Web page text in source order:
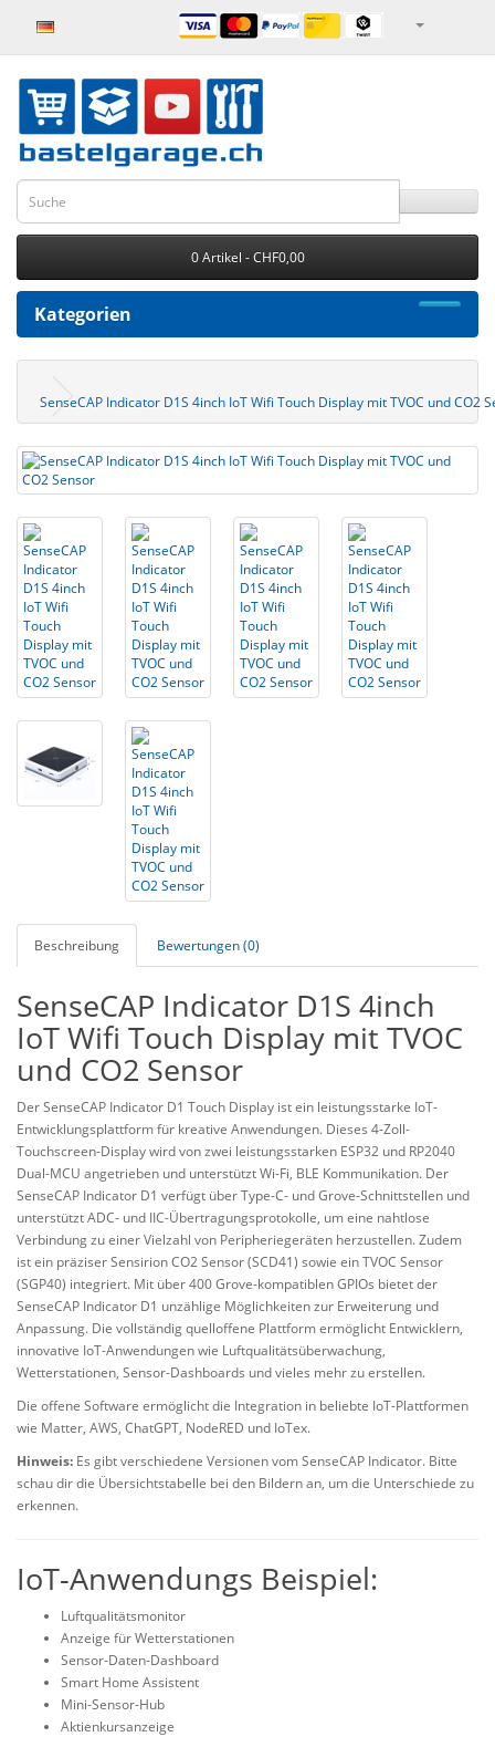
0 Artikel - CHF0,00
Kategorien
SenseCAP Indicator D1S 4inch IoT Wifi Touch Display mit TVOC und CO2
Beschreibung Bewertungen (0)
SenseCAP Indicator D1S 4inch
IoT Wifi Touch Display mit TVOC
und CO2 Sensor
Der SenseCAP Indicator D1 Touch Display ist ein leistungsstarke IoT-
Entwicklungsplattform für kreative Anwendungen. Dieses 4-Zoll-
Touchscreen-Display wird von zwei leistungsstarken ESP32 und RP2040
Dual-MCU angetrieben und unterstützt Wi-Fi, BLE Kommunikation. Der
SenseCAP Indicator D1 verfügt über Type-C- und Grove-Schnittstellen und
unterstützt ADC- und IIC-Übertragungsprotokolle, um eine nahtlose
Verbindung zu einer Vielzahl von Peripheriegeräten herzustellen. Zudem
ist ein präziser Sensirion CO2 Sensor (SCD41) sowie ein TVOC Sensor
(SGP40) integriert. Mit über 400 Grove-kompatiblen GPIOs bietet der
SenseCAP Indicator D1 unzählige Möglichkeiten zur Erweiterung und
Anpassung. Die vollständig quelloffene Plattform ermöglicht Entwicklern,
innovative IoT-Anwendungen wie Luftqualitätsüberwachung,
Wetterstationen, Sensor-Dashboards und vieles mehr zu erstellen.
Die offene Software ermöglicht die Integration in beliebte IoT-Plattformen
wie Matter, AWS, ChatGPT, NodeRED und IoTex.
Hinweis: Es gibt verschiedene Versionen vom SenseCAP Indicator. Bitte
schau dir die Übersichtstabelle bei den Bildern an, um die Unterschiede zu
erkennen.
IoT-Anwendungs Beispiel:
Luftqualitätsmonitor
Anzeige für Wetterstationen
Sensor-Daten-Dashboard
Smart Home Assistent
Mini-Sensor-Hub
Aktienkursanzeige